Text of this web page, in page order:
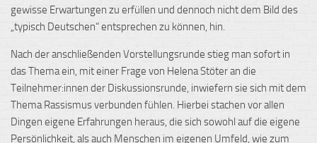
gewisse Erwartungen zu erfüllen und dennoch nicht dem Bild des
„typisch Deutschen“ entsprechen zu können, hin.
Nach der anschließenden Vorstellungsrunde stieg man sofort in
das Thema ein, mit einer Frage von Helena Stöter an die
Teilnehmer:innen der Diskussionsrunde, inwiefern sie sich mit dem
Thema Rassismus verbunden fühlen. Hierbei stachen vor allen
Dingen eigene Erfahrungen heraus, die sich sowohl auf die eigene
Persönlichkeit, als auch Menschen im eigenen Umfeld, wie zum